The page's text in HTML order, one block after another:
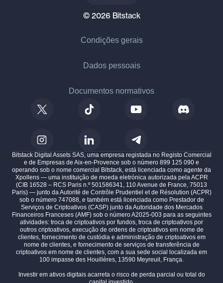
© 2026 Bitstack
Condições gerais
Dados pessoais
Documentos normativos
Bitstack Digital Assets SAS, uma empresa registada no Registo Comercial
e de Empresas de Aix-en-Provence sob o número 899 125 090 e
operando sob o nome comercial Bitstack, está licenciada como agente da
Xpollens — uma instituição de moeda eletrónica autorizada pela ACPR
(CIB 16528 – RCS Paris n.º 501586341, 110 Avenue de France, 75013
Paris) — junto da Autorité de Contrôle Prudentiel et de Résolution (ACPR)
sob o número 747088, e também está licenciada como Prestador de
Serviços de Criptoativos (CASP) junto da Autoridade dos Mercados
Financeiros Franceses (AMF) sob o número A2025-003 para as seguintes
atividades: troca de criptoativos por fundos, troca de criptoativos por
outros criptoativos, execução de ordens de criptoativos em nome de
clientes, fornecimento de custódia e administração de criptoativos em
nome de clientes, e fornecimento de serviços de transferência de
criptoativos em nome de clientes, com a sua sede social localizada em
100 impasse des Houillères, 13590 Meyreuil, França.
Investir em ativos digitais acarreta o risco de perda parcial ou total do